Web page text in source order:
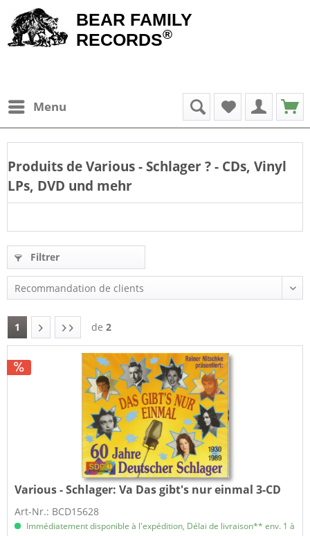
BEAR FAMILY
RECORDS®
Menu
Produits deVarious - Schlager? - CDs, Vinyl
LPs, DVD und mehr
Filtrer
1 de 2
Various - Schlager: Va Das gibt's nur einmal 3-CD
Art-Nr.: BCD15628
Immédiatement disponible à l'expédition, Délai de livraison** env. 1 à